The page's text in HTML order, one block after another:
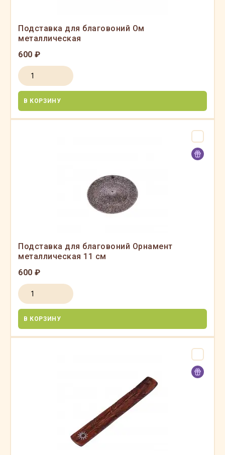
Подставка для благовоний Ом
металлическая
600 ₽
В КОРЗИНУ
Подставка для благовоний Орнамент
металлическая 11 см
600 ₽
В КОРЗИНУ